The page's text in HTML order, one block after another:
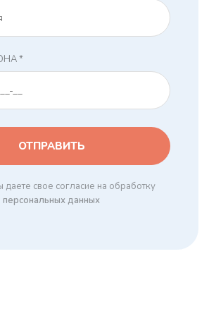
*
свое согласие на обработку
персональных данных